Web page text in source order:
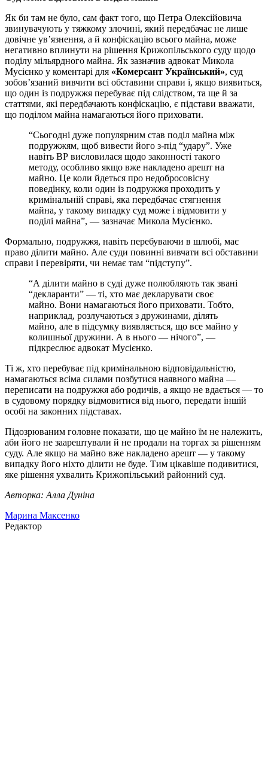
Як би там не було, сам факт того, що Петра Олексійовича
звинувачують у тяжкому злочині, який передбачає не лише
довічне ув’язнення, а й конфіскацію всього майна, може
негативно вплинути на рішення Крижопільського суду щодо
поділу мільярдного майна. Як зазначив адвокат Микола
Мусієнко у коментарі для «Комерсант Український», суд
зобов’язаний вивчити всі обставини справи і, якщо виявиться,
що один із подружжя перебуває під слідством, та ще й за
статтями, які передбачають конфіскацію, є підстави вважати,
що поділом майна намагаються його приховати.
“Сьогодні дуже популярним став поділ майна між
подружжям, щоб вивести його з-під “удару”. Уже
навіть ВР висловилася щодо законності такого
методу, особливо якщо вже накладено арешт на
майно. Це коли йдеться про недобросовісну
поведінку, коли один із подружжя проходить у
кримінальній справі, яка передбачає стягнення
майна, у такому випадку суд може і відмовити у
поділі майна”, — зазначає Микола Мусієнко.
Формально, подружжя, навіть перебуваючи в шлюбі, має
право ділити майно. Але суди повинні вивчати всі обставини
справи і перевіряти, чи немає там “підступу”.
“А ділити майно в суді дуже полюбляють так звані
“декларанти” — ті, хто має декларувати своє
майно. Вони намагаються його приховати. Тобто,
наприклад, розлучаються з дружинами, ділять
майно, але в підсумку виявляється, що все майно у
колишньої дружини. А в нього — нічого”, —
підкреслює адвокат Мусієнко.
Ті ж, хто перебуває під кримінальною відповідальністю,
намагаються всіма силами позбутися наявного майна —
переписати на подружжя або родичів, а якщо не вдається — то
в судовому порядку відмовитися від нього, передати іншій
особі на законних підставах.
Підозрюваним головне показати, що це майно їм не належить,
аби його не заарештували й не продали на торгах за рішенням
суду. Але якщо на майно вже накладено арешт — у такому
випадку його ніхто ділити не буде. Тим цікавіше подивитися,
яке рішення ухвалить Крижопільський районний суд.
Авторка: Алла Дуніна
Марина Максенко
Редактор